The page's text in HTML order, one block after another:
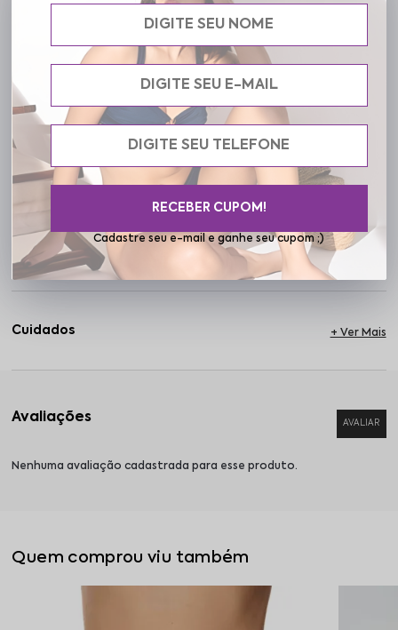
de todas as idades e biotipos, o kit traz peças versáteis e
confortáveis que acompanham a rotina com facilidade. São
calcinhas que elevam a autoestima e o protagonismo feminino,
reafirmando o autocuidado em cada detalhe. Perfeitas para o
clima brasileiro, essas calcinhas unem qualidade e funcionalidade
para que você se sinta confiante em qualquer ocasião, do dia a dia
aos momentos especiais. A Frelith acredita que a lingerie é uma
extensão do seu autocuidado, e este kit básico traduz essa
essência com peças que celebram a mulher em sua diversidade e
conforto.
Especificações
Cuidados
Nenhuma avaliação cadastrada para esse produto.
Quem comprou viu também
Cadastre seu e-mail e ganhe seu cupom ;)
RECEBER CUPOM!